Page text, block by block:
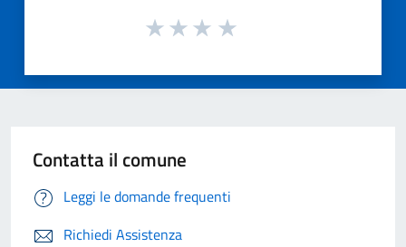
Contatta il comune
Leggi le domande frequenti
Richiedi Assistenza